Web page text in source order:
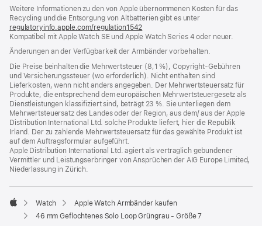
neues
Fenster)
Weitere Informationen zu den von Apple übernommenen Kosten für das
Recycling und die Entsorgung von Altbatterien gibt es unter
regulatoryinfo.apple.com/regulation1542
ein
neues
Fenster)
Kompatibel mit Apple Watch SE und Apple Watch Series 4 oder neuer.
Änderungen an der Verfügbarkeit der Armbänder vorbehalten.
Die Preise beinhalten die Mehrwertsteuer (8,1 %), Copyright-Gebühren
und Versicherungssteuer (wo erforderlich). Nicht enthalten sind
Lieferkosten, wenn nicht anders angegeben. Der Mehrwertsteuersatz für
Produkte, die entsprechend dem europäischen Mehrwertsteuergesetz als
Dienstleistungen klassifiziert sind, beträgt 23 %. Sie unterliegen dem
Mehrwertsteuersatz des Landes oder der Region, aus dem/ aus der Apple
Distribution International Ltd. solche Produkte liefert, hier die Republik
Irland. Der zu zahlende Mehrwertsteuersatz für das gewählte Produkt ist
auf dem Auftragsformular aufgeführt.
Apple Distribution International Ltd. agiert als vertraglich gebundener
Vermittler und Leistungserbringer von Ansprüchen der AIG Europe Limited,
Niederlassung in Zürich.
Apple
Watch
Apple Watch Armbänder kaufen
46 mm Geflochtenes Solo Loop Grüngrau - Größe 7